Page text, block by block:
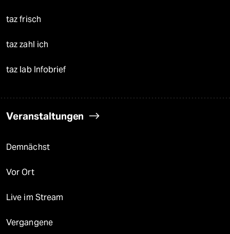
taz frisch
taz zahl ich
taz lab Infobrief
Veranstaltungen
Demnächst
Vor Ort
Live im Stream
Vergangene